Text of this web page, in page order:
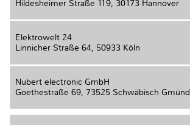
Hildesheimer Straße 119, 30173 Hannover
Elektrowelt 24
Linnicher Straße 64, 50933 Köln
Nubert electronic GmbH
Goethestraße 69, 73525 Schwäbisch Gmünd